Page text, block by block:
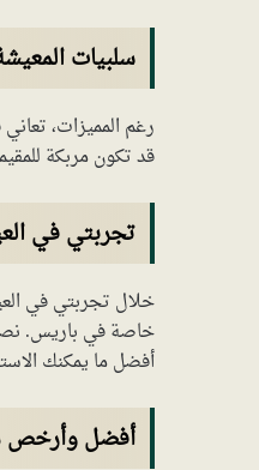
سلبيات
رغم المميزات،
قد تكون مربكة
تجربتي في
خلال تجربتي في
خاصة في باريس.
أفضل ما يمكنك
أفضل وأرخص